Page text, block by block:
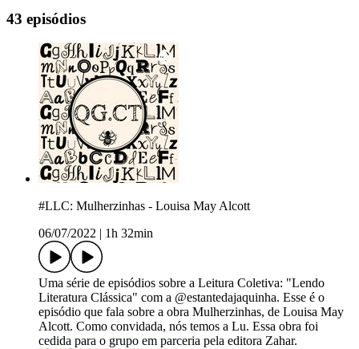
43 episódios
#LLC: Mulherzinhas - Louisa May Alcott
06/07/2022
1h 32min
Uma série de episódios sobre a Leitura Coletiva: "Lendo
Literatura Clássica" com a @estantedajaquinha. Esse é o
episódio que fala sobre a obra Mulherzinhas, de Louisa May
Alcott. Como convidada, nós temos a Lu. Essa obra foi
cedida para o grupo em parceria pela editora Zahar.